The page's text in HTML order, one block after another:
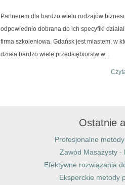
Partnerem dla bardzo wielu rodzajów
odpowiednio dobrana do ich specyfiki
firma szkoleniowa. Gdańsk jest miastem, w
działa bardzo wiele przedsiębiorstw w...
Ostatnie
Profesjonalne
Zawód Masażysty -
Efektywne rozwiązania
Eksperckie metody